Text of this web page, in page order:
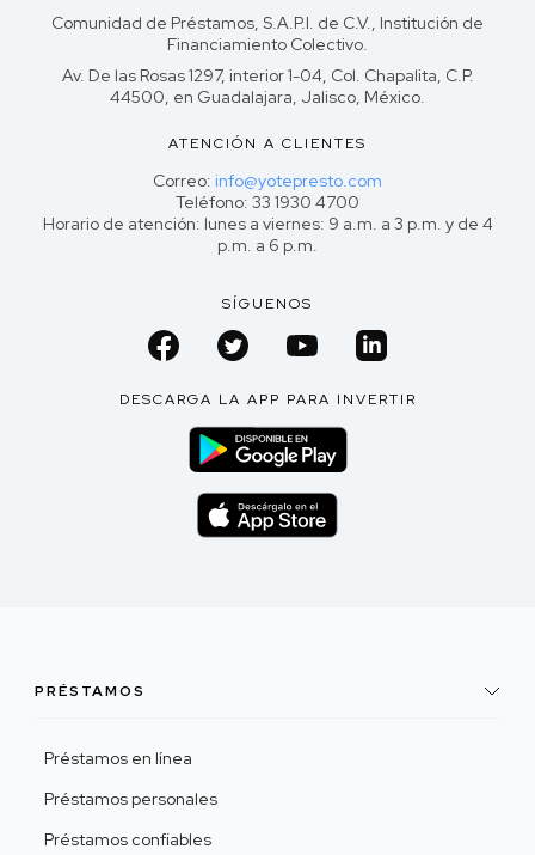
Comunidad de Préstamos, S.A.P.I. de C.V., Institución de
Financiamiento Colectivo.
Av. De las Rosas 1297, interior 1-04, Col. Chapalita, C.P.
44500, en Guadalajara, Jalisco, México.
ATENCIÓN A CLIENTES
Correo: info@yotepresto.com
Teléfono: 33 1930 4700
Horario de atención: lunes a viernes: 9 a.m. a 3 p.m. y de 4
p.m. a 6 p.m.
SÍGUENOS
DESCARGA LA APP PARA INVERTIR
PRÉSTAMOS
Préstamos en línea
Préstamos personales
Préstamos confiables